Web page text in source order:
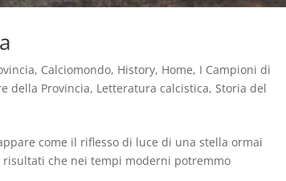
, Calciomondo, History, Home, I Campioni di
della Provincia, Letteratura calcistica, Storia del
come il riflesso di luce di una stella ormai
che nei tempi moderni potremmo